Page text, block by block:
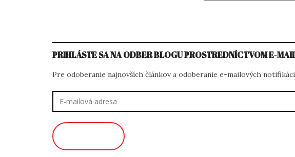
PRIHLÁSTE SA NA ODBER BLOGU PROSTREDNÍCTVOM E-
Pre odoberanie najnovších článkov a odoberanie e-mailových